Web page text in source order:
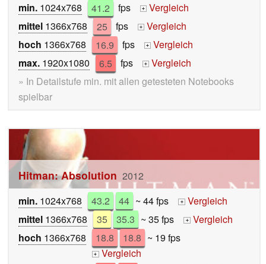
min. 1024x768 41.2 fps +
Vergleich
mittel 1366x768 25 fps +
Vergleich
hoch 1366x768 16.9 fps +
Vergleich
max. 1920x1080 6.5 fps +
Vergleich
» In Detailstufe min. mit allen getesteten Notebooks
spielbar
Hitman: Absolution 2012
min. 1024x768 43.2 44 ~ 44 fps + Vergleich
mittel 1366x768 35 35.3 ~ 35 fps + Vergleich
hoch 1366x768 18.8 18.8 ~ 19 fps
+ Vergleich